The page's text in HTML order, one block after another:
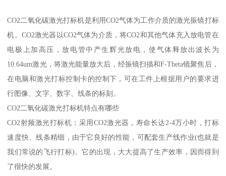
CO2二氧化碳激光打标机是利用CO2气体为工作介质的激光振镜打标
机。CO2激光器以CO2气体为介质，将CO2和其他气体充入放电管在
电极上加高压，放电管中产生辉光放电，使气体释放出波长为
10.64um激光，将激光能量放大后，经振镜扫描和F-Theta镜聚焦后，
在电脑和激光打标控制卡的控制下，可在工件上根据用户的要求进
行图像、文字、数字、线条的标刻。
CO2二氧化碳激光打标机特点有哪些
CO2射频激光打标机：采用CO2激光器，寿命长达2-4万小时，打标
速度快、线条精细，由于它良好的性能，可配套生产线作业(也就是
我们常说的飞行打标)。它的出现，大大提高了生产效率，因而得到
了很快的发展。